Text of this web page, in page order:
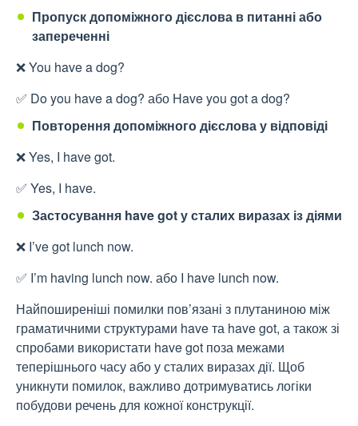
Пропуск допоміжного дієслова в питанні або
запереченні
❌ You have a dog?
✅ Do you have a dog? або Have you got a dog?
Повторення допоміжного дієслова у відповіді
❌ Yes, I have got.
✅ Yes, I have.
Застосування have got у сталих виразах із діями
❌ I’ve got lunch now.
✅ I’m having lunch now. або I have lunch now.
Найпоширеніші помилки пов’язані з плутаниною між
граматичними структурами have та have got, а також зі
спробами використати have got поза межами
теперішнього часу або у сталих виразах дії. Щоб
уникнути помилок, важливо дотримуватись логіки
побудови речень для кожної конструкції.